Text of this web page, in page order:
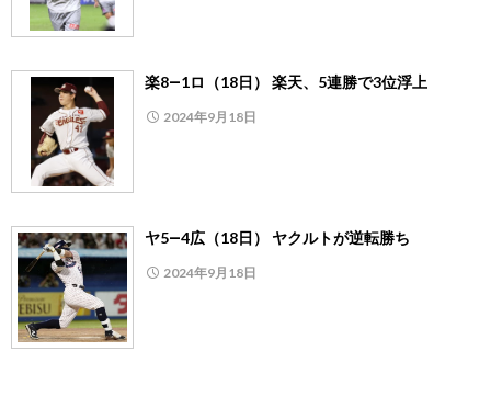
楽8―1ロ（18日） 楽天、5連勝で3位浮上
2024年9月18日
ヤ5―4広（18日） ヤクルトが逆転勝ち
2024年9月18日